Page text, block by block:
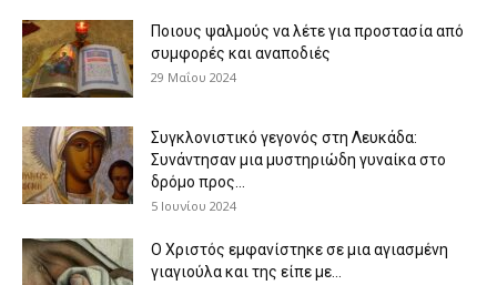
Ποιους ψαλμούς να λέτε για προστασία από
συμφορές και αναποδιές
29 Μαΐου 2024
Συγκλονιστικό γεγονός στη Λευκάδα:
Συνάντησαν μια μυστηριώδη γυναίκα στο
δρόμο προς...
5 Ιουνίου 2024
Ο Χριστός εμφανίστηκε σε μια αγιασμένη
γιαγιούλα και της είπε με...